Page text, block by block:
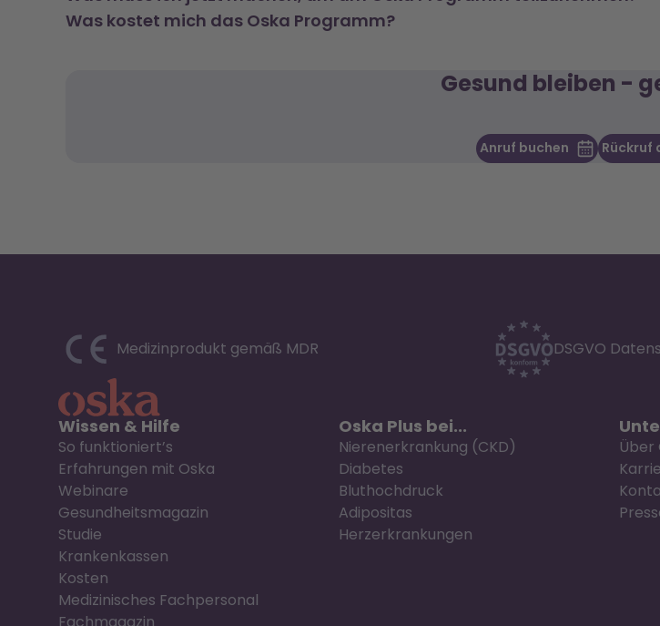
Was kostet mich das Oska Programm?
Gesund bleiben -
Anruf buchen Rückruf
Medizinprodukt gemäß MDR DSGVO
Wissen & Hilfe
So funktioniert’s
Erfahrungen mit Oska
Webinare
Gesundheitsmagazin
Studie
Krankenkassen
Kosten
Medizinisches Fachpersonal
Fachmagazin
Oska Plus bei...
Nierenerkrankung (CKD)
Diabetes
Bluthochdruck
Adipositas
Herzerkrankungen
Über